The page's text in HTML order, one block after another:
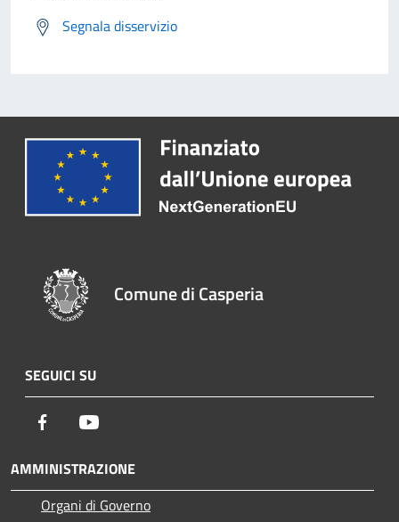
Segnala disservizio
Comune di Casperia
SEGUICI SU
Facebook
AMMINISTRAZIONE
Organi di Governo